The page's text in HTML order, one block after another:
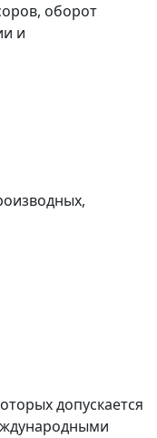
оборот
и
допускается